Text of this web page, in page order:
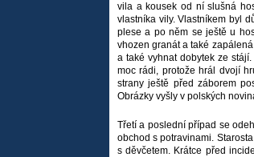
vila a kousek od ní slušná
vlastníka vily. Vlastníkem byl
plese a po něm se ještě u
vhozen granát a také
a také vyhnat dobytek ze
moc rádi, protože hrál dvojí
strany ještě před záborem
Obrázky vyšly v polských
Třetí a poslední případ se
obchod s potravinami.
s děvčetem. Krátce před